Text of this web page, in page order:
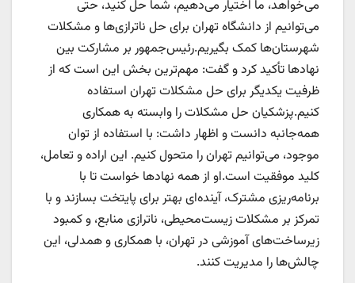
می‌خواهد، ما اختیار می‌دهیم، شما حل کنید، حتی
می‌توانیم از دانشگاه تهران برای حل ناترازی‌ها و مشکلات
شهرستان‌ها کمک بگیریم.رئیس‌جمهور بر مشارکت بین
نهادها تأکید کرد و گفت: مهم‌ترین بخش این است که از
ظرفیت یکدیگر برای حل مشکلات تهران استفاده
کنیم.پزشکیان حل مشکلات را وابسته به همکاری
همه‌جانبه دانست و اظهار داشت: با استفاده از توان
موجود، می‌توانیم تهران را متحول کنیم. این اراده و تعامل،
کلید موفقیت است.او از همه نهادها خواست تا با
برنامه‌ریزی مشترک، آینده‌ای بهتر برای پایتخت بسازند و با
تمرکز بر مشکلات زیست‌محیطی، ناترازی منابع، و کمبود
زیرساخت‌های آموزشی در تهران، با همکاری و همدلی، این
چالش‌ها را مدیریت کنند.